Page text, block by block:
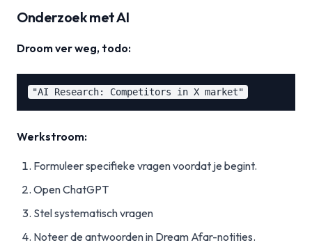
Onderzoek met AI
Droom ver weg, todo:
Werkstroom:
Formuleer specifieke vragen voordat je begint.
Open ChatGPT
Stel systematisch vragen
Noteer de antwoorden in Dream Afar-notities.